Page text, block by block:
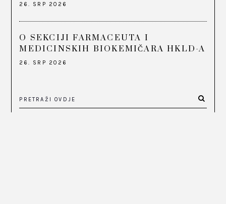
26. SRP 2026
O SEKCIJI FARMACEUTA I
MEDICINSKIH BIOKEMIČARA HKLD-A
26. SRP 2026